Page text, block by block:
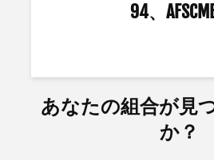
94、
あなたの組合が見
か？